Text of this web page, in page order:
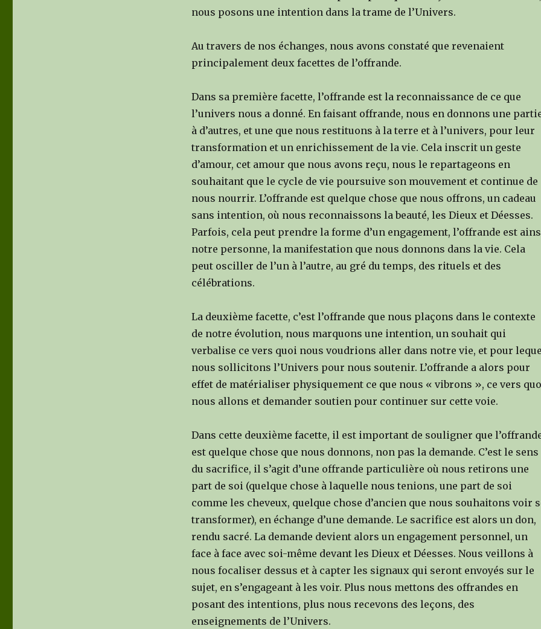
nous posons une intention dans la trame de l’Univers.
Au travers de nos échanges, nous avons constaté que revenaient
principalement deux facettes de l’offrande.
Dans sa première facette, l’offrande est la reconnaissance de ce que
l’univers nous a donné. En faisant offrande, nous en donnons une
à d’autres, et une que nous restituons à la terre et à l’univers, pour leur
transformation et un enrichissement de la vie. Cela inscrit un geste
d’amour, cet amour que nous avons reçu, nous le repartageons en
souhaitant que le cycle de vie poursuive son mouvement et continue de
nous nourrir. L’offrande est quelque chose que nous offrons, un cadeau
sans intention, où nous reconnaissons la beauté, les Dieux et Déesses.
Parfois, cela peut prendre la forme d’un engagement, l’offrande est
notre personne, la manifestation que nous donnons dans la vie. Cela
peut osciller de l’un à l’autre, au gré du temps, des rituels et des
célébrations.
La deuxième facette, c’est l’offrande que nous plaçons dans le contexte
de notre évolution, nous marquons une intention, un souhait qui
verbalise ce vers quoi nous voudrions aller dans notre vie, et pour
nous sollicitons l’Univers pour nous soutenir. L’offrande a alors pour
effet de matérialiser physiquement ce que nous « vibrons », ce vers
nous allons et demander soutien pour continuer sur cette voie.
Dans cette deuxième facette, il est important de souligner que
est quelque chose que nous donnons, non pas la demande. C’est le sens
du sacrifice, il s’agit d’une offrande particulière où nous retirons une
part de soi (quelque chose à laquelle nous tenions, une part de soi
comme les cheveux, quelque chose d’ancien que nous souhaitons voir
transformer), en échange d’une demande. Le sacrifice est alors un don,
rendu sacré. La demande devient alors un engagement personnel, un
face à face avec soi-même devant les Dieux et Déesses. Nous veillons à
nous focaliser dessus et à capter les signaux qui seront envoyés sur le
sujet, en s’engageant à les voir. Plus nous mettons des offrandes en
posant des intentions, plus nous recevons des leçons, des
enseignements de l’Univers.